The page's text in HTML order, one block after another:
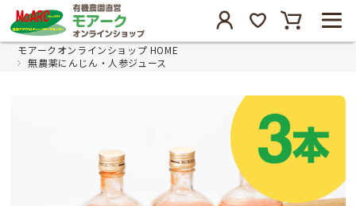
モアークオンラインショップ HOME
無農薬にんじん・人参ジュース